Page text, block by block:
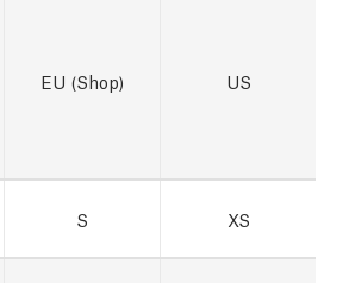
EU (Shop) US
S XS